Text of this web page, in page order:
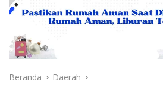
Beranda Daerah